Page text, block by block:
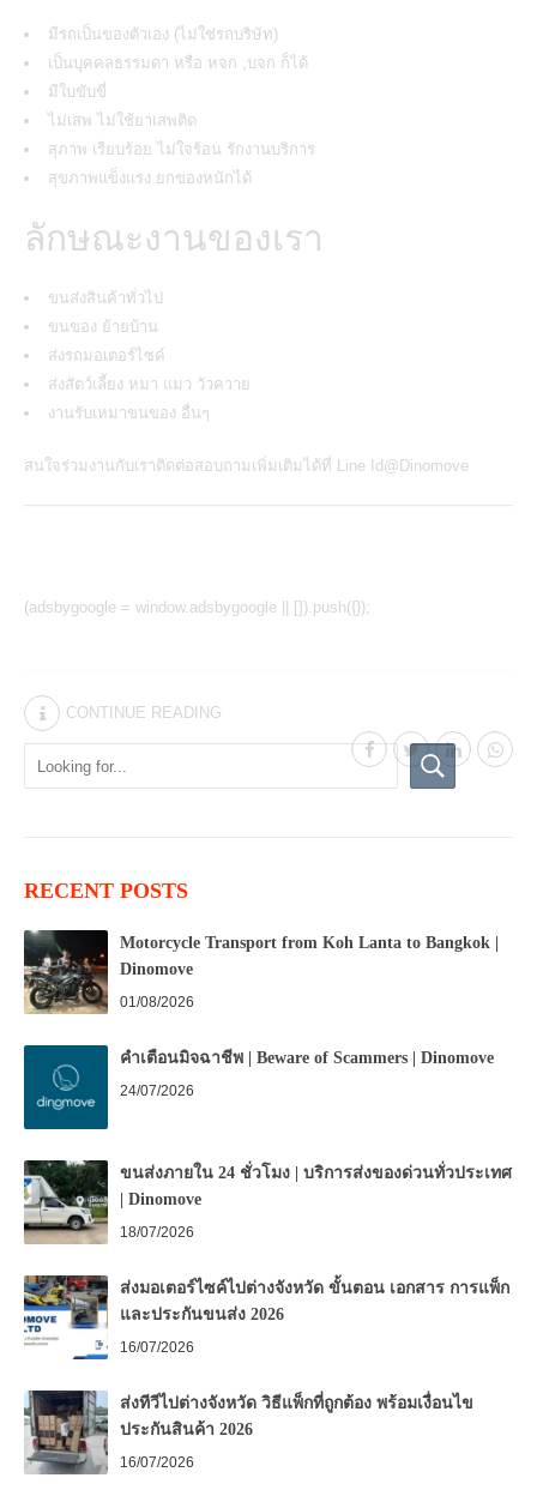
มีรถเป็นของตัวเอง (ไม่ใช่รถบริษัท)
เป็นบุคคลธรรมดา หรือ หจก ,บจก ก็ได้
มีใบขับขี่
ไม่เสพ ไม่ใช้ยาเสพติด
สุภาพ เรียบร้อย ไม่ใจร้อน รักงานบริการ
สุขภาพแข็งแรง ยกของหนักได้
ลักษณะงานของเรา
ขนส่งสินค้าทั่วไป
ขนของ ย้ายบ้าน
ส่งรถมอเตอร์ไซค์
ส่งสัตว์เลี้ยง หมา แมว วัวควาย
งานรับเหมาขนของ อื่นๆ
สนใจ ร่วมงานกับเราติดต่อสอบถามเพิ่มเติมได้ที่ Line Id@Dinomove
(adsbygoogle = window.adsbygoogle || []).push({});
CONTINUE READING
RECENT POSTS
Motorcycle Transport from Koh Lanta to Bangkok |
Dinomove
01/08/2026
คำเตือนมิจฉาชีพ | Beware of Scammers | Dinomove
24/07/2026
ขนส่งภายใน 24 ชั่วโมง | บริการส่งของด่วนทั่วประเทศ
| Dinomove
18/07/2026
ส่งมอเตอร์ไซค์ไปต่างจังหวัด ขั้นตอน เอกสาร การแพ็ก
และประกันขนส่ง 2026
16/07/2026
ส่งทีวีไปต่างจังหวัด วิธีแพ็กที่ถูกต้อง พร้อมเงื่อนไข
ประกันสินค้า 2026
16/07/2026